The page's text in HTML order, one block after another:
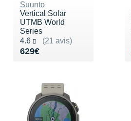
Suunto
Vertical Solar
UTMB World
Series
4.6
(21 avis)
Noté 4.6 sur 5
629€
Vendu 629€